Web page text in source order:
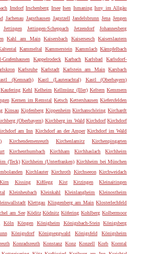
Irndorf Irschenberg Irsee Isen Ismaning Isny im Allgäu
Jachenau Jagsthausen Jagstzell Jandelsbrunn Jena Jengen
Jettingen Jettingen-Scheppach Jetzendorf
Johannesberg
Kahl am Main Kaisersbach Kaisersesch
Kaiserslautern
Kammeltal Kammerstein Kammlach Kämpfelbach
Grafenhausen Kappelrodeck Karbach Karlsbad
Karlsdorf-
Karlsruhe Karlstadt Karlstein am Main
Karsbach
(Kemnath) Kastl (Lauterachtal)
Kastl (Oberbayern)
Kaufering Kehl Kelheim Kellmünz (Iller) Keltern Kemmern
Kernen im Remstal Ketsch Kettershausen Kiefersfelden
Kinsau Kipfenberg Kippenheim Kirchanschöring Kirchardt
(Oberbayern) Kirchberg im Wald Kirchdorf Kirchdorf
am Inn Kirchdorf an der Amper Kirchdorf im Wald
Kirchendemenreuth Kirchenlamitz
Kirchenpingarten
Kirchenthumbach Kirchham Kirchhaslach
Kirchheim
(Teck) Kirchheim (Unterfranken) Kirchheim bei München
Kirchlauter Kirchroth Kirchseeon Kirchweidach
Kirn Kissing Kißlegg Kist Kitzingen
Kleinaitingen
Kleinheubach Kleinkahl Kleinlangheim
Kleinostheim
Klettgau Klingenberg am Main Klosterlechfeld
am See Köditz Ködnitz Köfering Kohlberg Kolbermoor
Köln Köngen Königheim Königsbach-Stein
Königsberg
Königsdorf Königseggwald Königsfeld
Königsheim
Konradsreuth Konstanz Konz Konzell Korb Korntal